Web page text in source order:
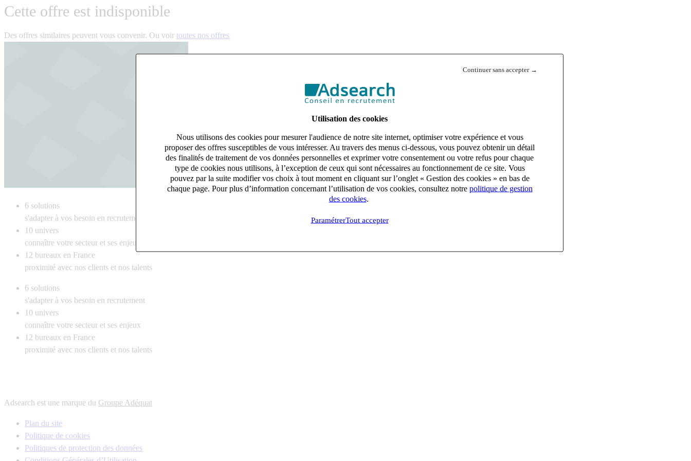
Continuer sans accepter →
Utilisation des cookies
Nous utilisons des cookies pour mesurer l'audience de notre site internet, optimiser votre expérience et vous
proposer des offres susceptibles de vous intéresser. Au travers des menus ci-dessous, vous pouvez obtenir un détail
des finalités de traitement de vos données personnelles et exprimer votre consentement ou votre refus pour chaque
type de cookies nous utilisons, à l’exception de ceux qui sont nécessaires au fonctionnement de ce site. Vous
pouvez par la suite modifier vos choix à tout moment en cliquant sur l’onglet « Gestion des cookies » en bas de
chaque page. Pour plus d’information concernant l’utilisation de vos cookies, consultez notre politique de gestion
des cookies.
ParamétrerTout accepter
Cette offre est indisponible
Des offres similaires peuvent vous convenir. Ou voir toutes nos offres
6 solutions
s'adapter à vos besoin en recrutement
10 univers
connaître votre secteur et ses enjeux
12 bureaux en France
proximité avec nos clients et nos talents
6 solutions
s'adapter à vos besoin en recrutement
10 univers
connaître votre secteur et ses enjeux
12 bureaux en France
proximité avec nos clients et nos talents
Adsearch est une marque du Groupe Adéquat
Plan du site
Politique de cookies
Politiques de protection des données